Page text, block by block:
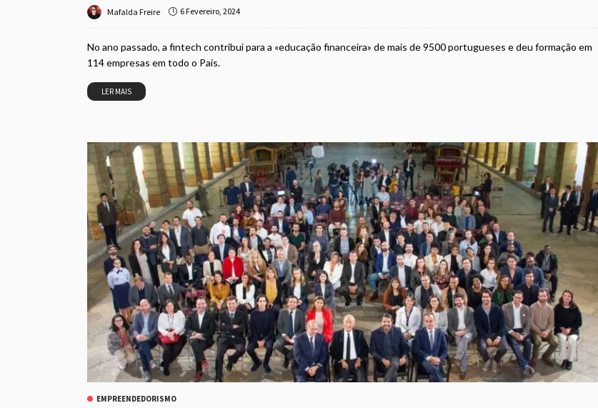
Mafalda Freire 6 Fevereiro, 2024
No ano passado, a fintech contribui para a «educação financeira» de mais de 9500 portugueses e deu formação em
114 empresas em todo o País.
LER MAIS
EMPREENDEDORISMO